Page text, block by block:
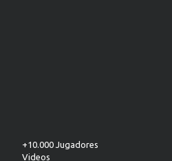
+10.000 Jugadores
Videos